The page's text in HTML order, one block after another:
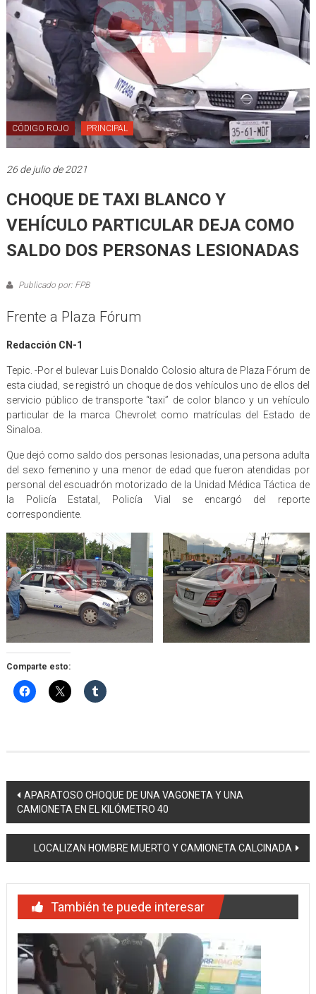
CÓDIGO ROJO PRINCIPAL
26 de julio de 2021
CHOQUE DE TAXI BLANCO Y
VEHÍCULO PARTICULAR DEJA COMO
SALDO DOS PERSONAS LESIONADAS
Publicado por: FPB
Frente a Plaza Fórum
Redacción CN-1
Tepic. -Por el bulevar Luis Donaldo Colosio altura de Plaza Fórum de
esta ciudad, se registró un choque de dos vehículos uno de ellos del
servicio público de transporte “taxi” de color blanco y un vehículo
particular de la marca Chevrolet como matrículas del Estado de
Sinaloa.
Que dejó como saldo dos personas lesionadas, una persona adulta
del sexo femenino y una menor de edad que fueron atendidas por
personal del escuadrón motorizado de la Unidad Médica Táctica de
la Policía Estatal, Policía Vial se encargó del reporte
correspondiente.
Comparte esto:
Navegación
de
entradas
APARATOSO CHOQUE DE UNA VAGONETA Y UNA
CAMIONETA EN EL KILÓMETRO 40
LOCALIZAN HOMBRE MUERTO Y CAMIONETA CALCINADA
También te puede interesar